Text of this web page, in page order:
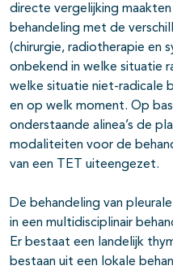
directe vergelijking
behandeling met de
(chirurgie, radiotherapie en
onbekend in welke situatie
welke situatie niet-radicale
en op welk moment. Op
onderstaande alinea’s de
modaliteiten voor de
van een TET uiteengezet.
De behandeling van
in een multidisciplinair
Er bestaat een landelijk
bestaan uit een lokale